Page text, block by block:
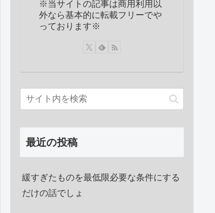
※当サイトの記事は商用利用以
外なら基本的に転載フリーでや
っております※
最近の投稿
緩すぎたものを最低限必要な条件にする
だけの話でしょ